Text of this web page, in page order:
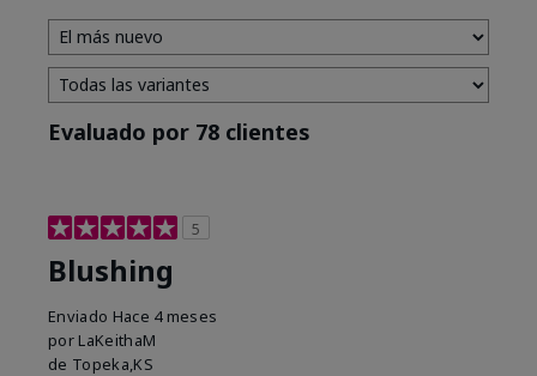
Evaluado por 78 clientes
5
Blushing
Enviado Hace 4 meses
por LaKeithaM
de Topeka,KS